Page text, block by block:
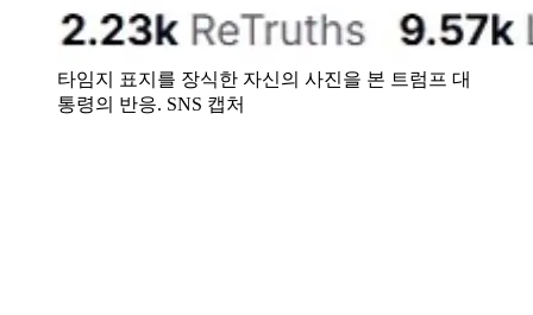
타임지 표지를 장식한 자신의 사진을 본 트럼프 대
통령의 반응. SNS 캡처